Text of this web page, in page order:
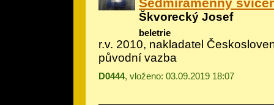
Sedmiramenný
Škvorecký Josef
beletrie
r.v. 2010, nakladatel
původní vazba
D0444, vloženo: 03.09.2019 18:07